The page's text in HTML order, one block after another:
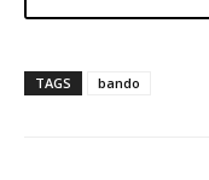
TAGS bando